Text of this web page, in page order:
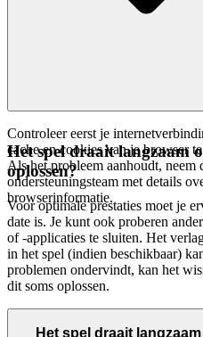
Controleer eerst je
cache en cookies van je browser
Als het probleem aanhoudt, neem
ondersteuningsteam met details
browserinformatie.
Het spel draait langzaam
oplossen?
Voor optimale prestaties moet je
date is. Je kunt ook proberen
of -applicaties te sluiten. Het
in het spel (indien beschikbaar)
problemen ondervindt, kan het
dit soms oplossen.
Het spel draait